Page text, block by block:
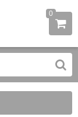
0